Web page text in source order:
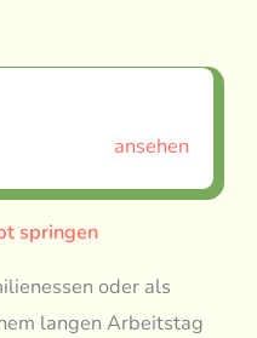
ansehen
springen
oder als
langen Arbeitstag